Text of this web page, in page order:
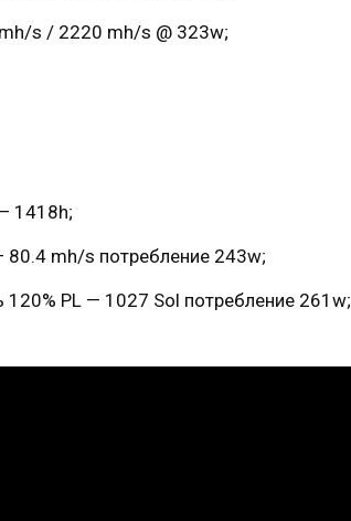
s / 2220 mh/s @ 323w;
1418h;
mh/s потребление 243w;
PL — 1027 Sol потребление 261w;